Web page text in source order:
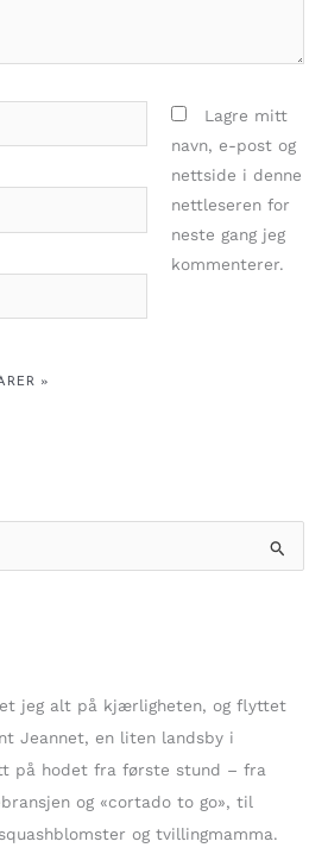
Lagre mitt
navn, e-post og
nettside i denne
nettleseren for
neste gang jeg
kommenterer.
jeg alt på kjærligheten, og flyttet
Jeannet, en liten landsby i
på hodet fra første stund – fra
og «cortado to go», til
og tvillingmamma.